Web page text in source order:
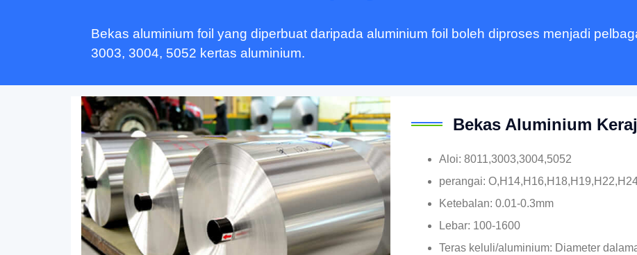
Bekas aluminium foil yang diperbuat daripada aluminium foil boleh diproses menjadi
3003, 3004, 5052 kertas aluminium.
Bekas Aluminium
Aloi: 8011,3003,3004,5052
perangai:
Ketebalan: 0.01-0.3mm
Lebar: 100-1600
Teras keluli/aluminium: Diameter